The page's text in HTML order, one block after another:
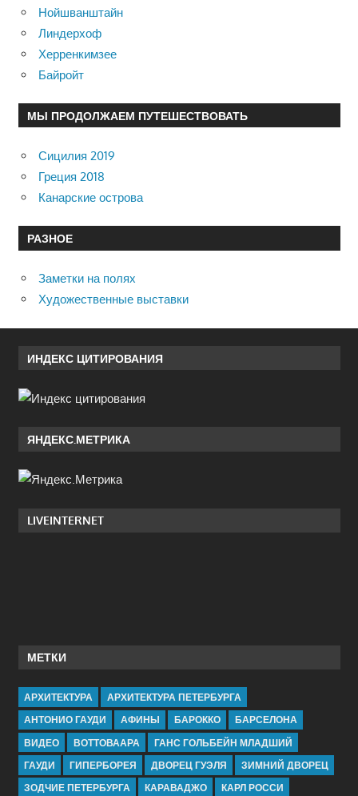
Нойшванштайн
Линдерхоф
Херренкимзее
Байройт
МЫ ПРОДОЛЖАЕМ ПУТЕШЕСТВОВАТЬ
Сицилия 2019
Греция 2018
Канарские острова
РАЗНОЕ
Заметки на полях
Художественные выставки
ИНДЕКС ЦИТИРОВАНИЯ
ЯНДЕКС.МЕТРИКА
LIVEINTERNET
МЕТКИ
АРХИТЕКТУРА
АРХИТЕКТУРА ПЕТЕРБУРГА
АНТОНИО ГАУДИ
АФИНЫ БАРОККО
БАРСЕЛОНА
ВИДЕО
ВОТТОВААРА
ГАНС ГОЛЬБЕЙН МЛАДШИЙ
ГАУДИ
ГИПЕРБОРЕЯ ДВОРЕЦ ГУЭЛЯ
ЗИМНИЙ ДВОРЕЦ
ЗОДЧИЕ ПЕТЕРБУРГА
КАРАВАДЖО КАРЛ РОССИ